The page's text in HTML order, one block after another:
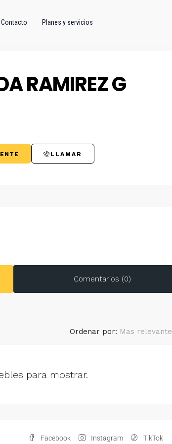
Contacto Planes y servicios
RAMIREZ G
LLAMAR
Comentarios (0)
Ordenar por: Mas relevante
para mostrar.
Facebook Instagram TikTok